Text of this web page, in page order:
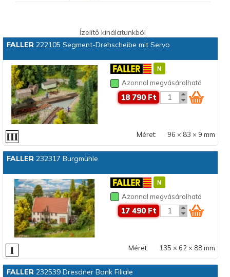
Ízelítő kínálatunkból
FALLER222105 Segment-Drehscheibe mit Servo
Azonnal megvásárolható
18 790 Ft
Méret: 96 × 83 × 9 mm
FALLER232317 Burgmühle
Azonnal megvásárolható
17 490 Ft
Méret: 135 × 62 × 88 mm
FALLER232539 Dresdner Bank Filiale